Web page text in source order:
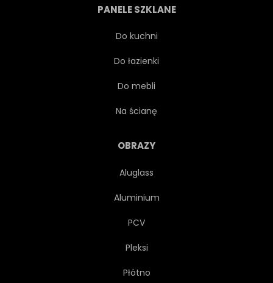
STARODAWNY
DZIEDZICTWA
PUNKT ORIENTACYJNY
AUSSENAUFNAHME
PANELE SZKLANE
Do kuchni
Do łazienki
Do mebli
Na ścianę
OBRAZY
Aluglass
Aluminium
PCV
Pleksi
Płótno